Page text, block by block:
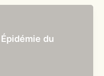
Épidémie du